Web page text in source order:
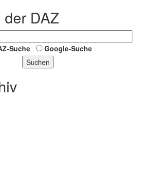
DAZ
Suche
Google-Suche
Suchen